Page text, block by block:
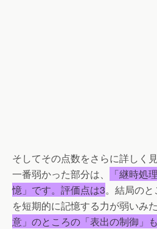
そしてその点数をさらに詳しく
一番弱かった部分は、
「継時処
憶」です。評価点は3。結局の
を短期的に記憶する力が弱いみ
意」のところの「表出の制御」